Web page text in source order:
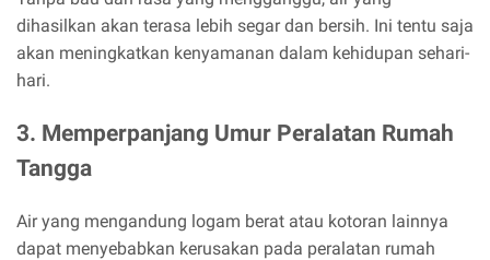
dihasilkan akan terasa lebih segar dan bersih. Ini tentu saja
akan meningkatkan kenyamanan dalam kehidupan sehari-
hari.
3. Memperpanjang Umur Peralatan Rumah
Tangga
Air yang mengandung logam berat atau kotoran lainnya
dapat menyebabkan kerusakan pada peralatan rumah